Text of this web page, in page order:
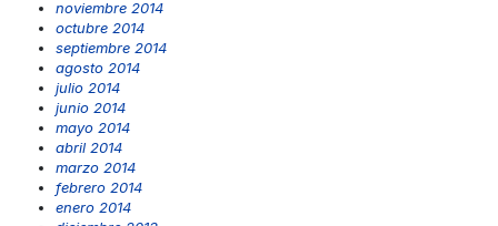
noviembre 2014
octubre 2014
septiembre 2014
agosto 2014
julio 2014
junio 2014
mayo 2014
abril 2014
marzo 2014
febrero 2014
enero 2014